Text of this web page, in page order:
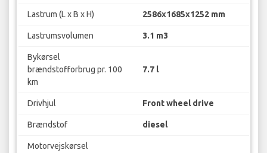
Lastrum (L x B x H) 2586x1685x1252 mm
Lastrumsvolumen 3.1 m3
Bykørsel
brændstofforbrug pr. 100
km
7.7 l
Drivhjul Front wheel drive
Brændstof diesel
Motorvejskørsel